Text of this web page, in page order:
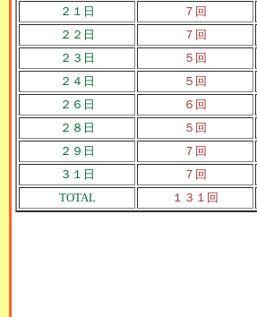
２１日
７回
２２日
７回
２３日
５回
２４日
５回
２６日
６回
２８日
５回
２９日
７回
３１日
７回
TOTAL
１３１回